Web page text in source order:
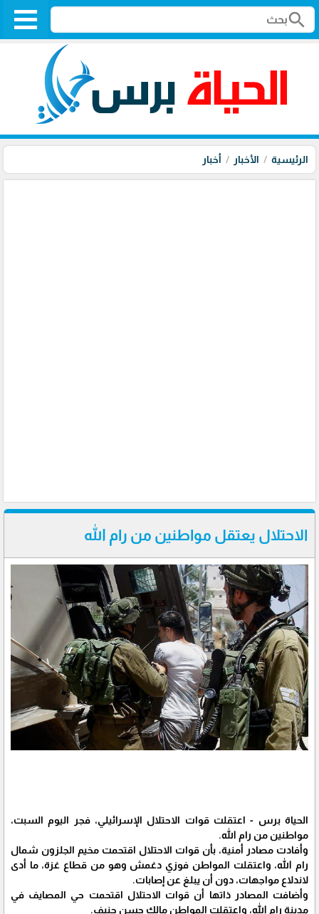
search
الرئيسية الأخبار أخبار
الاحتلال يعتقل مواطنين من رام الله
الحياة برس - اعتقلت قوات الاحتلال الإسرائيلي، فجر اليوم السبت،
مواطنين من رام الله.
وأفادت مصادر أمنية، بأن قوات الاحتلال اقتحمت مخيم الجلزون شمال
رام الله، واعتقلت المواطن فوزي دغمش وهو من قطاع غزة، ما أدى
لاندلاع مواجهات، دون أن يبلغ عن إصابات.
وأضافت المصادر ذاتها أن قوات الاحتلال اقتحمت حي المصايف في
مدينة رام الله، واعتقلت المواطن مالك حسن حنيف.